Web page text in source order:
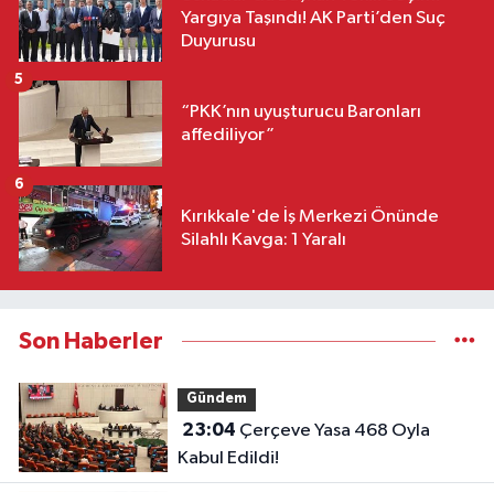
Yargıya Taşındı! AK Parti’den Suç
Duyurusu
“PKK’nın uyuşturucu Baronları
affediliyor”
5
Kırıkkale'de İş Merkezi Önünde
Silahlı Kavga: 1 Yaralı
6
Son Haberler
Gündem
23:04
Kabul Edildi!